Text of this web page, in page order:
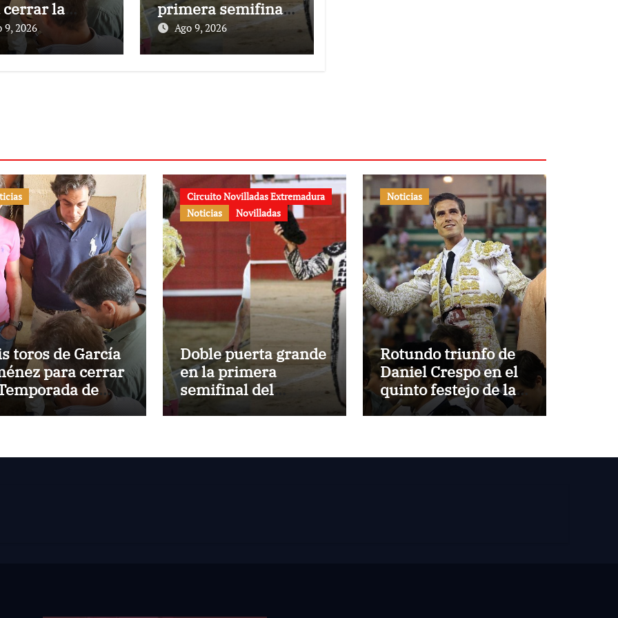
cerrar la
de
en El
9, 2026
primera semifinal
del Circuito
Ago 9, 2026
toros de García
para cerrar
de
en El Puerto
Circuito Novilladas Extremadura
Noticias
Novilladas
Doble puerta grande
en la primera
semifinal del
Circuito
Noticias
Rotundo triunfo de
Daniel Crespo en el
quinto festejo de la
Temporada de